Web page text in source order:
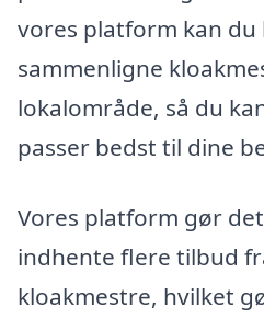
vores platform kan
sammenligne
lokalområde, så du
passer bedst til dine
Vores platform gør
indhente flere tilbud
kloakmestre, hvilket